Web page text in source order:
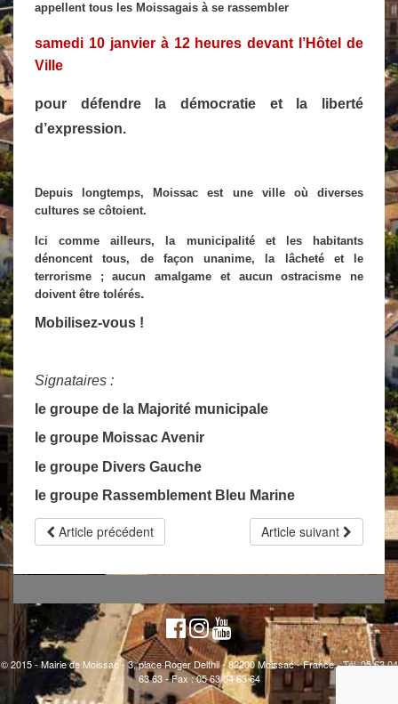
appellent tous les Moissagais à se rassembler
samedi 10 janvier à 12 heures devant l’Hôtel de
Ville
pour défendre la démocratie et la liberté
d’expression.
Depuis longtemps, Moissac est une ville où diverses
cultures se côtoient.
Ici comme ailleurs, la municipalité et les habitants
dénoncent tous, de façon unanime, la lâcheté et le
terrorisme ; aucun amalgame et aucun ostracisme ne
doivent être tolérés.
Mobilisez-vous !
Signataires :
le groupe de la Majorité municipale
le groupe Moissac Avenir
le groupe Divers Gauche
le groupe Rassemblement Bleu Marine
Article précédent Article suivant
© 2015 - Mairie de Moissac - 3, place Roger Delthil - 82200 Moissac - France - Tél. 05 63 04
63 63 - Fax : 05 63 04 63 64